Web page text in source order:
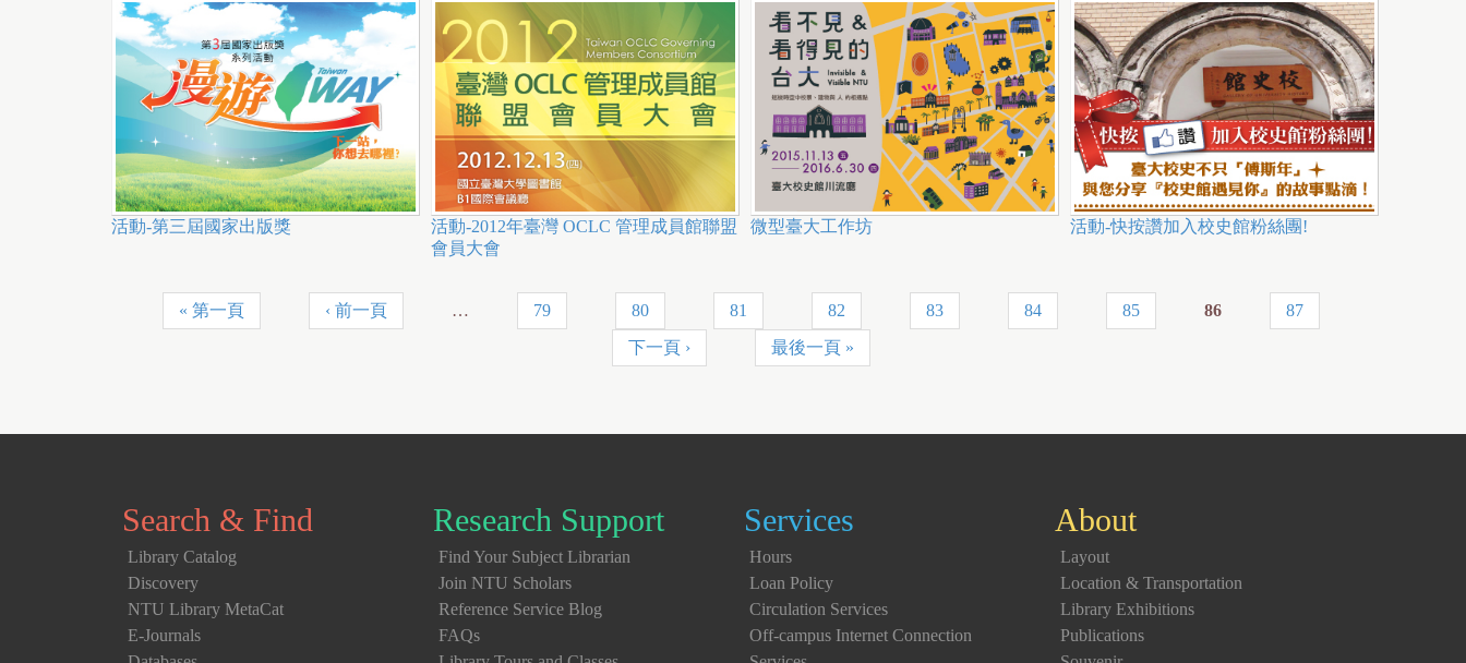
活動-第三屆國家出版獎
活動-2012年臺灣 OCLC 管理成員館聯盟
會員大會
微型臺大工作坊 活動-快按讚加入校史館粉絲團!
e
« 第一頁 ‹ 前一頁 … 79 80 81 82 83 84 85 86
87
下一頁 ›
最後一頁 »
Search & Find
Library Catalog
Discovery
NTU Library MetaCat
E-Journals
Research Support
Find Your Subject Librarian
Join NTU Scholars
Reference Service Blog
FAQs
Services
Hours
Loan Policy
Circulation Services
Off-campus Internet Connection
About
Layout
Location & Transportation
Library Exhibitions
Publications